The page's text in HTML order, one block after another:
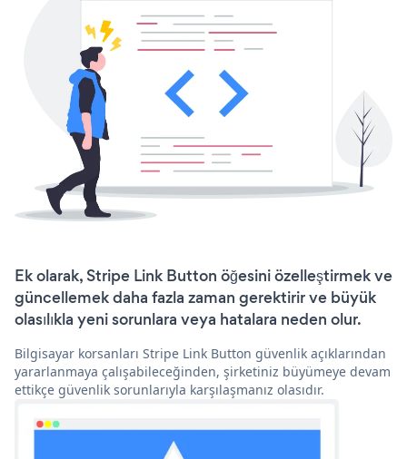
Ek olarak, Stripe Link Button öğesini özelleştirmek ve
güncellemek daha fazla zaman gerektirir ve büyük
olasılıkla yeni sorunlara veya hatalara neden olur.
Bilgisayar korsanları Stripe Link Button güvenlik açıklarından
yararlanmaya çalışabileceğinden, şirketiniz büyümeye devam
ettikçe güvenlik sorunlarıyla karşılaşmanız olasıdır.